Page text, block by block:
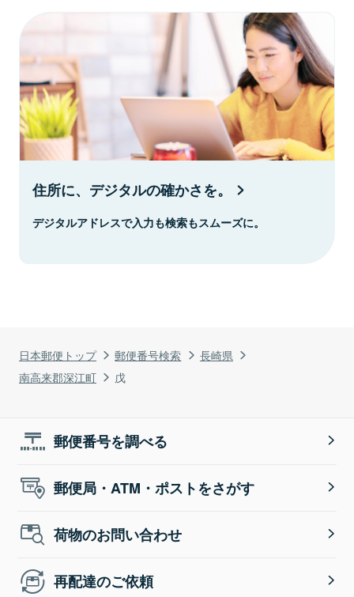
日本郵便トップ 郵便番号検索
長崎県
南高来郡深江町
戊
住所に、デジタルの確かさを。
デジタルアドレスで入力も検索もスムーズに。
郵便番号を調べる
郵便局・ATM・ポストをさがす
荷物のお問い合わせ
再配達のご依頼